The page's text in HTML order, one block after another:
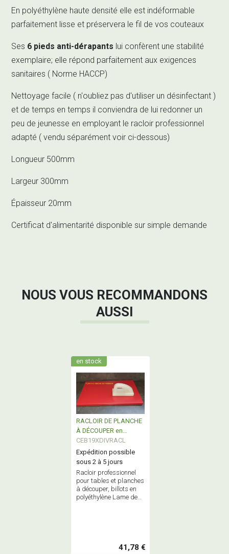
En polyéthylène haute densité elle est indéformable
parfaitement lisse et préservera le fil de vos couteaux
Ses 6 pieds anti-dérapants lui confèrent une stabilité
exemplaire; elle répond parfaitement aux exigences
sanitaires ( Norme HACCP)
Nettoyage facile ( n'oubliez pas d'utiliser un désinfectant )
et de temps en temps il conviendra de lui redonner un
peu de jeunesse en employant le racloir professionnel
adapté ( vendu séparément voir ci-dessous)
Longueur 500mm
Largeur 300mm
Épaisseur 20mm
Certificat d'alimentarité disponible sur simple demande
NOUS VOUS RECOMMANDONS
AUSSI
en stock
RACLOIR DE PLANCHE
À DÉCOUPER en
POLYÉTHYLENE
CEB19XDIVRACL
Expédition possible
sous 2 à 5 jours
Racloir professionnel
pour tables et planches
à découper, billots en
polyéthylène Lame de
41,78 €